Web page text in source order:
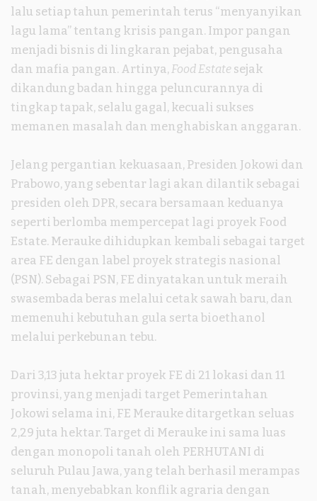
lalu setiap tahun pemerintah terus “menyanyikan
lagu lama” tentang krisis pangan. Impor pangan
menjadi bisnis di lingkaran pejabat, pengusaha
dan mafia pangan. Artinya, Food Estate sejak
dikandung badan hingga peluncurannya di
tingkap tapak, selalu gagal, kecuali sukses
memanen masalah dan menghabiskan anggaran.
Jelang pergantian kekuasaan, Presiden Jokowi dan
Prabowo, yang sebentar lagi akan dilantik sebagai
presiden oleh DPR, secara bersamaan keduanya
seperti berlomba mempercepat lagi proyek Food
Estate. Merauke dihidupkan kembali sebagai target
area FE dengan label proyek strategis nasional
(PSN). Sebagai PSN, FE dinyatakan untuk meraih
swasembada beras melalui cetak sawah baru, dan
memenuhi kebutuhan gula serta bioethanol
melalui perkebunan tebu.
Dari 3,13 juta hektar proyek FE di 21 lokasi dan 11
provinsi, yang menjadi target Pemerintahan
Jokowi selama ini, FE Merauke ditargetkan seluas
2,29 juta hektar. Target di Merauke ini sama luas
dengan monopoli tanah oleh PERHUTANI di
seluruh Pulau Jawa, yang telah berhasil merampas
tanah, menyebabkan konflik agraria dengan